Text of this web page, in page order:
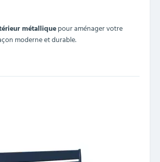
métalliquepour aménager votre
moderne et durable.